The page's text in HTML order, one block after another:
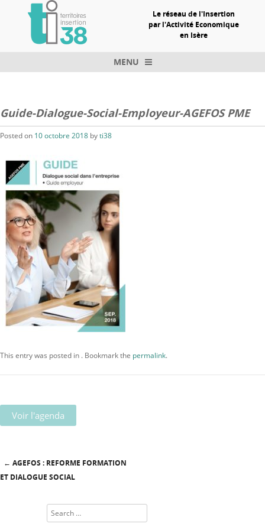
Le réseau de l'Insertion
par l'Activité Economique
en Isère
MENU
Guide-Dialogue-Social-Employeur-AGEFOS PME
Posted on 10 octobre 2018 byti38
This entry was posted in . Bookmark the permalink.
Voir l'agenda
Post navigation
← AGEFOS : REFORME FORMATION
ET DIALOGUE SOCIAL
Search